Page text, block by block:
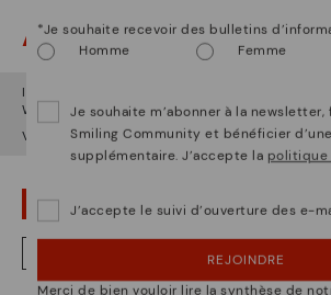
Attention !
Il semble que vous êtes en
et
Web deFrance.
Voulez-vous aller sur le site Web deÉtats-Unis
OUPS... JE ME SUIS TROMPÉ, JE VEUX
NON, JE VEUX ALLER SUR LE SITE WEB
*Je souhaite recevoir des bulletins
Homme
Femme
Je souhaite m’abonner à la
Smiling Community et bénéficier
supplémentaire. J’accepte la
J’accepte le suivi d’ouverture des e-
REJOINDRE
Merci de bien vouloir lire la synthèse de